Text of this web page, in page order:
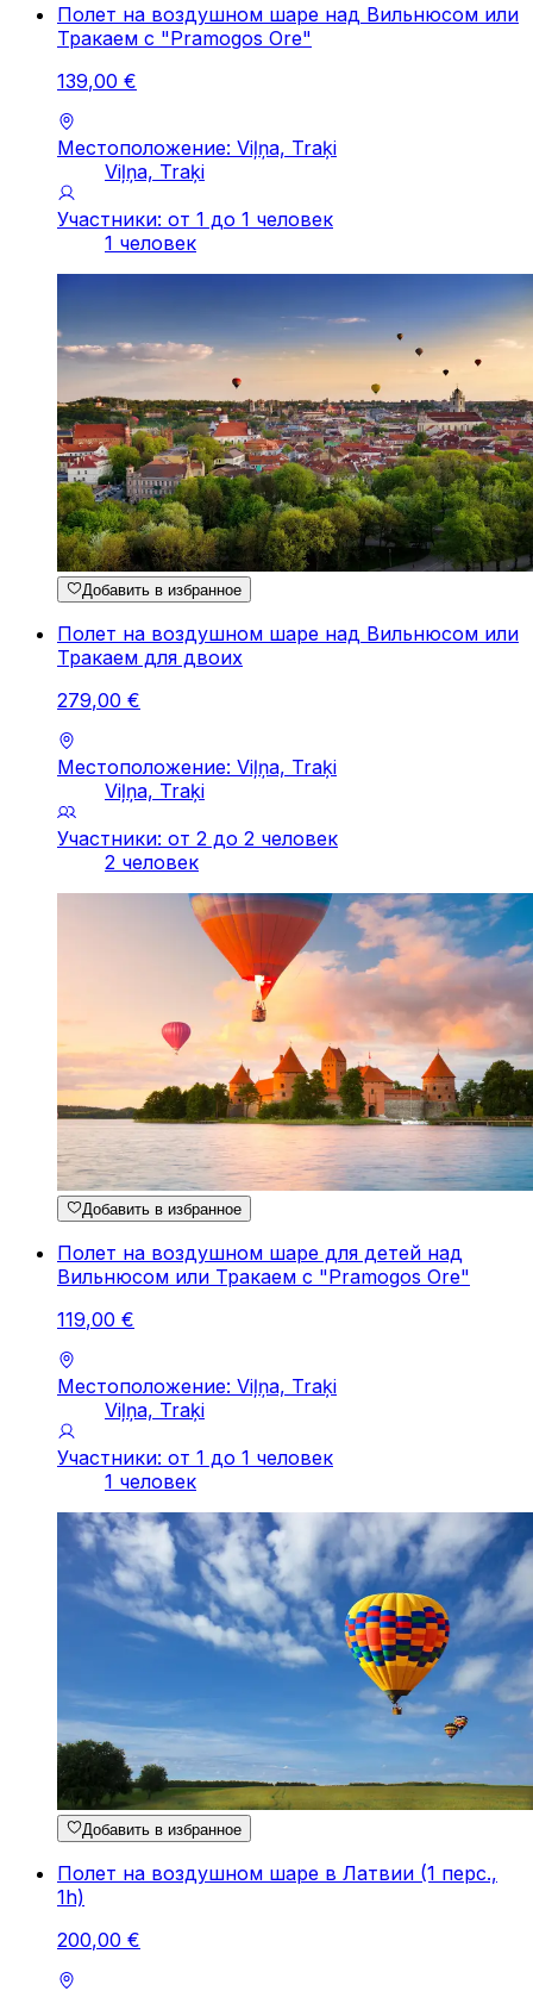
Полет на воздушном шаре над Вильнюсом или
Тракаем с "Pramogos Ore"
139,00 €
Местоположение: Viļņa, Traķi
Viļņa, Traķi
Участники: от 1 до 1 человек
1 человек
Добавить в избранное
Полет на воздушном шаре над Вильнюсом или
Тракаем для двоих
279,00 €
Местоположение: Viļņa, Traķi
Viļņa, Traķi
Участники: от 2 до 2 человек
2 человек
Добавить в избранное
Полет на воздушном шаре для детей над
Вильнюсом или Тракаем с "Pramogos Ore"
119,00 €
Местоположение: Viļņa, Traķi
Viļņa, Traķi
Участники: от 1 до 1 человек
1 человек
Добавить в избранное
Полет на воздушном шаре в Латвии (1 перс.,
1h)
200,00 €